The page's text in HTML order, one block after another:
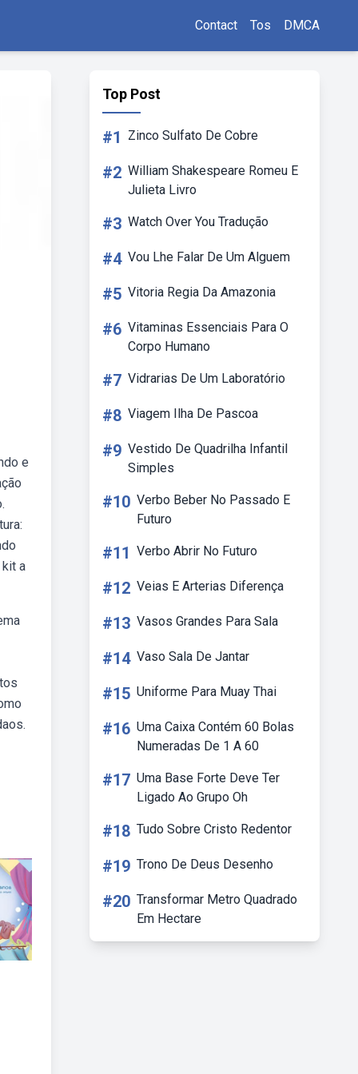
Contact Tos DMCA
e
a
Top Post
#1 Zinco Sulfato De Cobre
#2 William Shakespeare Romeu E
Julieta Livro
#3 Watch Over You Tradução
#4 Vou Lhe Falar De Um Alguem
#5 Vitoria Regia Da Amazonia
#6 Vitaminas Essenciais Para O
Corpo Humano
#7 Vidrarias De Um Laboratório
#8 Viagem Ilha De Pascoa
#9 Vestido De Quadrilha Infantil
Simples
#10 Verbo Beber No Passado E
Futuro
#11 Verbo Abrir No Futuro
#12 Veias E Arterias Diferença
#13 Vasos Grandes Para Sala
#14 Vaso Sala De Jantar
#15 Uniforme Para Muay Thai
#16 Uma Caixa Contém 60 Bolas
Numeradas De 1 A 60
#17 Uma Base Forte Deve Ter
Ligado Ao Grupo Oh
#18 Tudo Sobre Cristo Redentor
#19 Trono De Deus Desenho
#20 Transformar Metro Quadrado
Em Hectare